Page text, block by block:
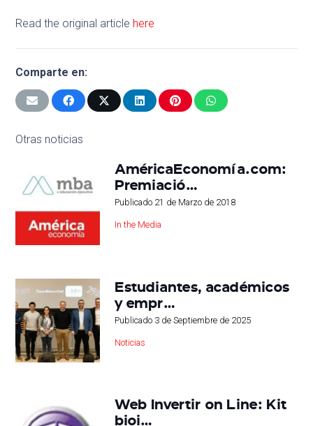
Read the original article here
Comparte en:
Otras noticias
AméricaEconomía.com:
Premiació…
Publicado 21 de Marzo de 2018
In the Media
Estudiantes, académicos
y empr…
Publicado 3 de Septiembre de 2025
Noticias
Web Invertir on Line: Kit
bioi…